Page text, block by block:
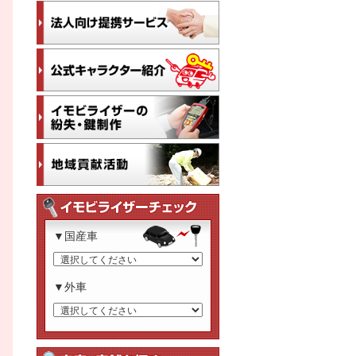
▼国産車
▼外車